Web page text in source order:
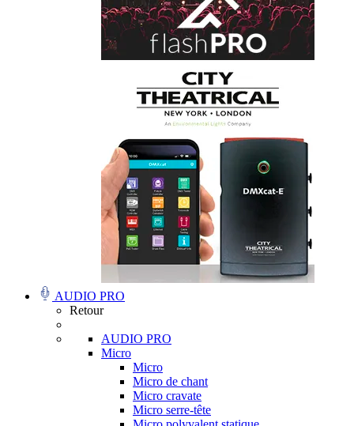
AUDIO PRO
Retour
AUDIO PRO
Micro
Micro
Micro de chant
Micro cravate
Micro serre-tête